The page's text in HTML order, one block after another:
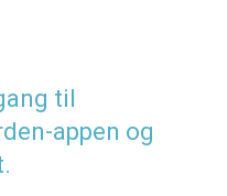
til
appen og